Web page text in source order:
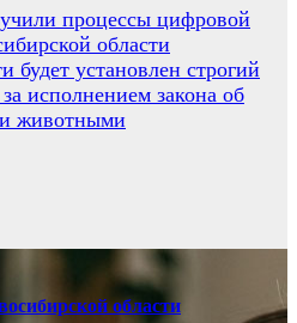
процессы цифровой
области
будет установлен строгий
исполнением закона об
животными
области